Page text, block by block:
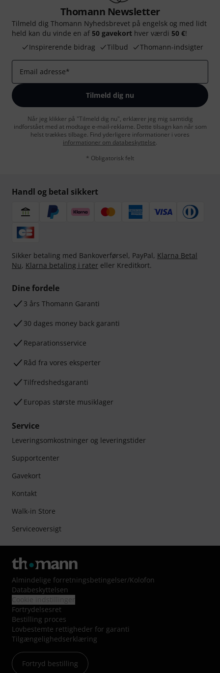
Thomann Newsletter
Tilmeld dig Thomann Nyhedsbrevet på engelsk og med lidt
held kan du vinde en af 50 gavekort hver værdi 50 €!
Inspirerende bidrag
Tilbud Thomann-indsigter
Email adresse*
Tilmeld dig nu
Når jeg klikker på "Tilmeld dig nu", erklærer jeg mig samtidig
indforstået med at modtage e-mail-reklame. Dette tilsagn kan når som
helst trækkes tilbage. Find yderligere informationer i vores
informationer om databeskyttelse.
* Obligatorisk felt
Handl og betal sikkert
Sikker betaling med Bankoverførsel, PayPal, Klarna Betal
Nu, Klarna betaling i rater eller Kreditkort.
Dine fordele
3 års Thomann Garanti
30 dages money back garanti
Reparationsservice
Råd fra vores eksperter
Tilfredshedsgaranti
Europas største musiklager
Service
Leveringsomkostninger og leveringstider
Supportcenter
Gavekort
Kontakt
Walk-in Store
Serviceoversigt
Almindelige forretningsbetingelser/Kolofon
Databeskyttelsen
Fortrydelsesret
Bestilling proces
Lovbestemte rettigheder for garanti
Tilgængelighedserklæring
Fortryd bestilling